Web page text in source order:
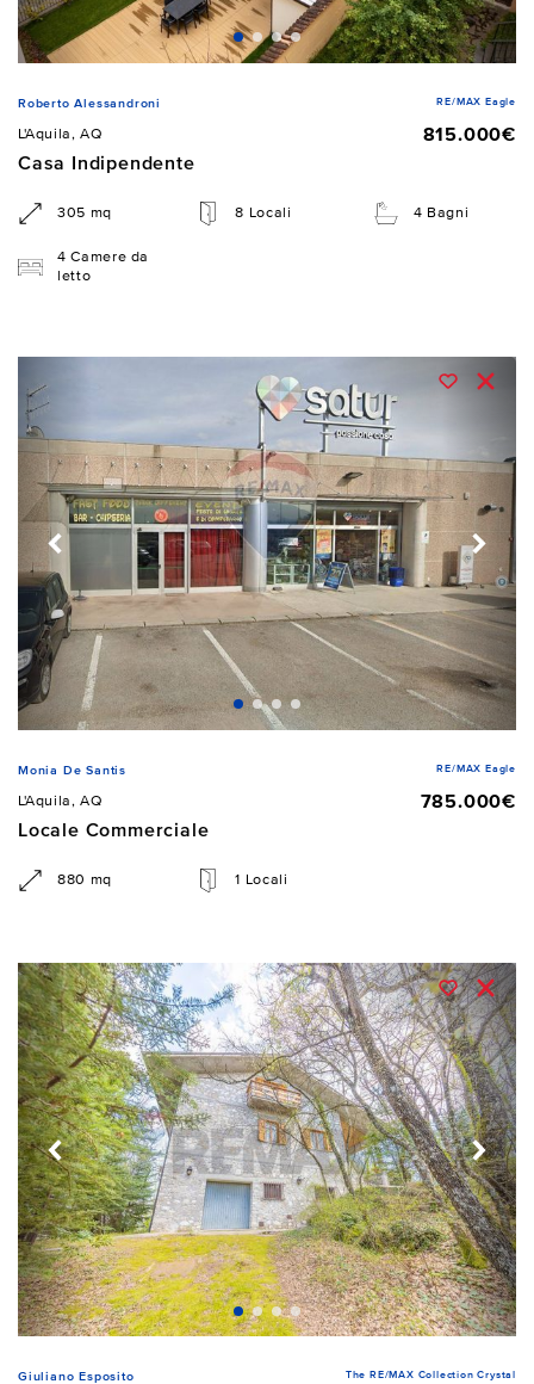
Roberto Alessandroni RE/MAX Eagle
L'Aquila, AQ
815.000€
Casa Indipendente
305 mq 8 Locali 4 Bagni
4 Camere da
letto
Monia De Santis RE/MAX Eagle
L'Aquila, AQ
785.000€
Locale Commerciale
880 mq 1 Locali
Giuliano Esposito The RE/MAX Collection Crystal